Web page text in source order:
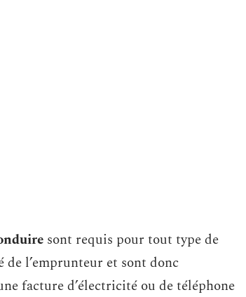
sont requis pour tout type de
l’emprunteur et sont donc
facture d’électricité ou de téléphone